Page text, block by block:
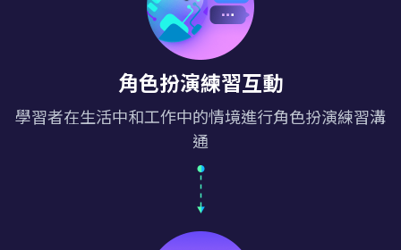
角色扮演練習互動
學習者在生活中和工作中的情境進行角色扮演練習溝
通